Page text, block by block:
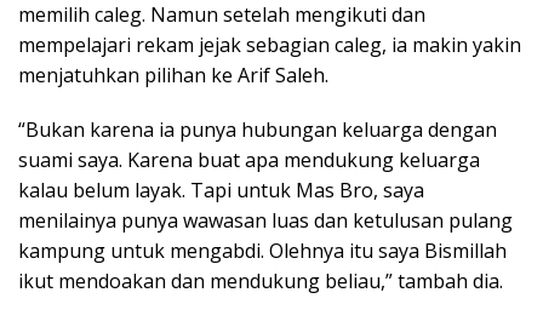
memilih caleg. Namun setelah mengikuti dan
mempelajari rekam jejak sebagian caleg, ia makin yakin
menjatuhkan pilihan ke Arif Saleh.
“Bukan karena ia punya hubungan keluarga dengan
suami saya. Karena buat apa mendukung keluarga
kalau belum layak. Tapi untuk Mas Bro, saya
menilainya punya wawasan luas dan ketulusan pulang
kampung untuk mengabdi. Olehnya itu saya Bismillah
ikut mendoakan dan mendukung beliau,” tambah dia.